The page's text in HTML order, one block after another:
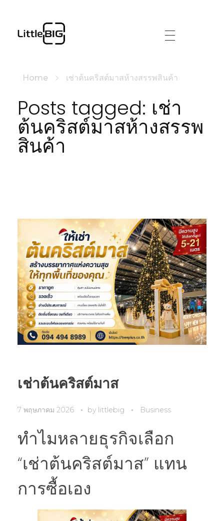
Home เช่าต้นคริสต์มาสห้างสรรพสินค้า
Posts tagged: เช่า
ต้นคริสต์มาสห้างสรรพ
สินค้า
เช่าต้นคริสต์มาส
7 พฤษภาคม 2026 by littlebig Business
ทำไมหลายธุรกิจเลือก
“เช่าต้นคริสต์มาส” แทน
การซื้อเอง